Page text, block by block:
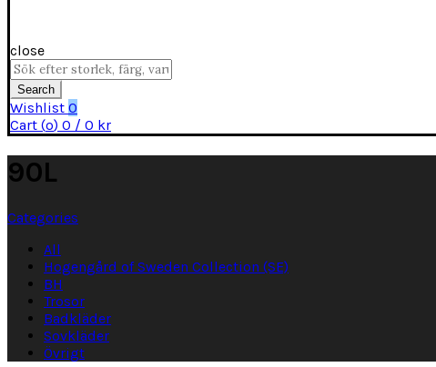
close
Search
for:
Search
Wishlist 0
Cart (o) 0 / 0 kr
90L
Categories
All
Hogengård of Sweden Collection (SE)
BH
Trosor
Badkläder
Sovkläder
Övrigt